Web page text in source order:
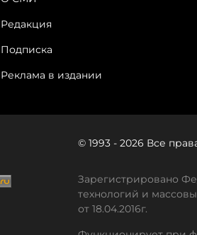
Редакция
Подписка
Реклама в издании
© 1993 - 2026 Все
Зарегистрировано
технологий и
от 18.04.2016г.